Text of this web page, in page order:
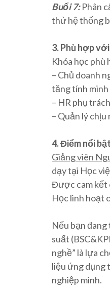
Buổi 7:Phân
thử hệ thống
3. Phù hợp
Khóa học
– Chủ doanh
tăng tính
– HR phụ
– Quản lý chịu
4. Điểm nổi
Giảng viên
dạy tại Học
Được cam kết
Học linh hoạt
Nếu bạn
suất
nghề” là lựa
liệu ứng dụng
nghiệp mình.